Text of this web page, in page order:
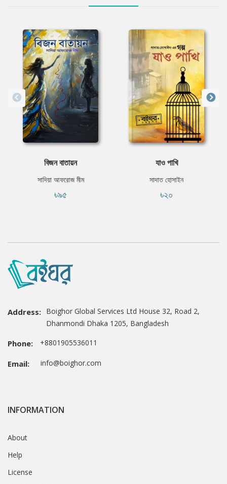
বিজন বাতায়ন
সাদিয়া আফরোজ মীম
৳৯৫
যাও পাখি
সাদাত হোসাইন
৳২০
Address: Boighor Global Services Ltd House 32, Road 2,
Dhanmondi Dhaka 1205, Bangladesh
Phone: +8801905536011
Email: info@boighor.com
INFORMATION
About
Help
License